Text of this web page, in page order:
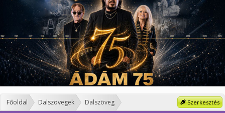
Szerkesztés
Főoldal Dalszövegek Dalszöveg